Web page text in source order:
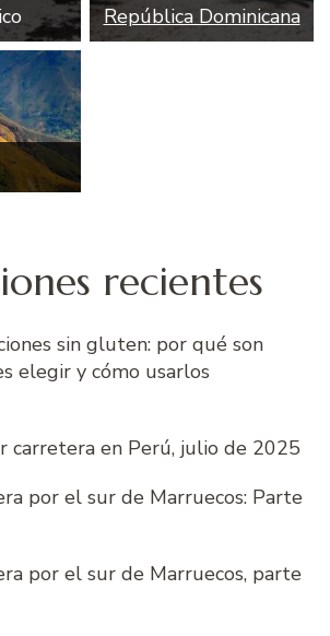
República Dominicana
recientes
sin gluten: por qué son
elegir y cómo usarlos
carretera en Perú, julio de 2025
por el sur de Marruecos: Parte
por el sur de Marruecos, parte